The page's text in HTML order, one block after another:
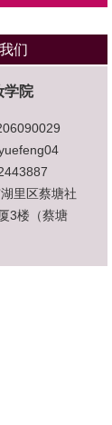
们
学院
里区蔡塘社
3楼（蔡塘